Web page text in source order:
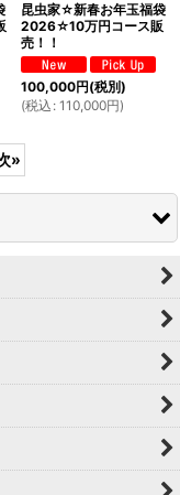
昆虫家☆新春お年玉福袋
2026☆10万円コース販
売！！
100,000円(税別)
(税込 : 110,000円)
»